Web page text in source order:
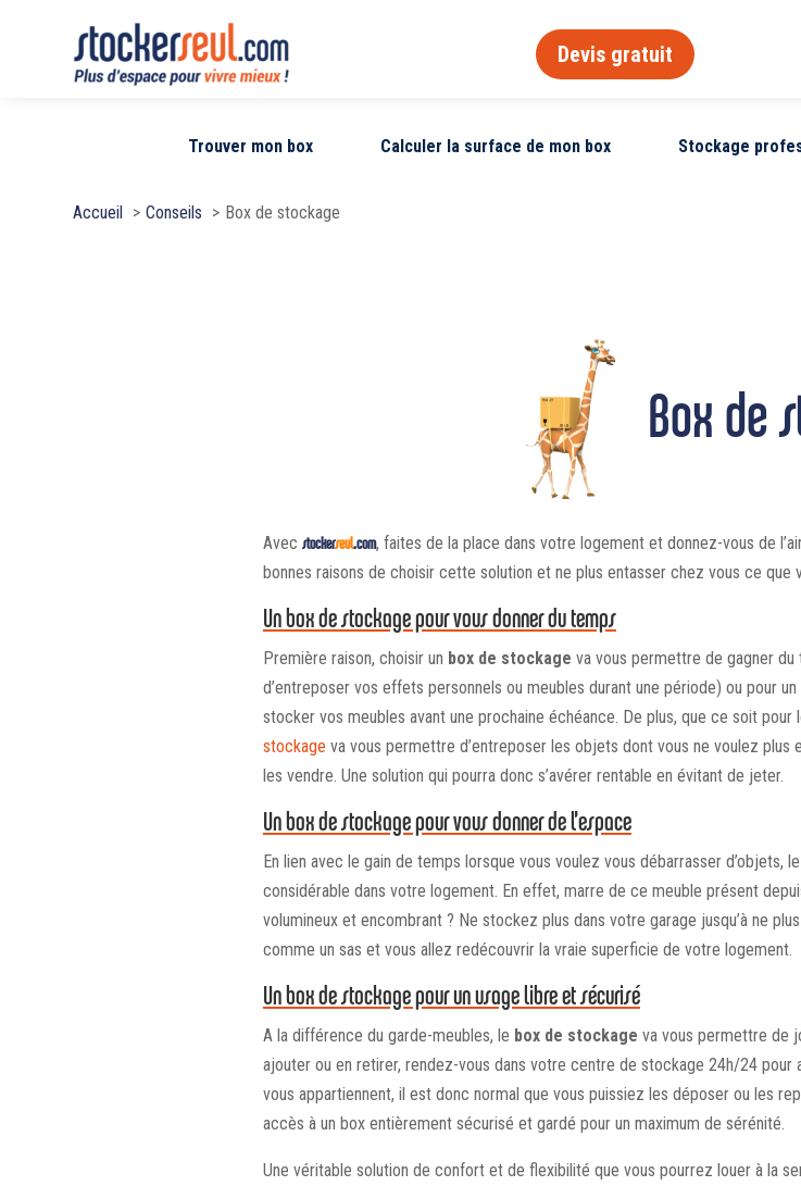
Devis gratuit
Trouver mon box Calculer la surface de mon box Stockage
Accueil Conseils Box de stockage
Box de
Avec stockerseul.com, faites de la place dans votre logement et donnez-vous de
bonnes raisons de choisir cette solution et ne plus entasser chez vous ce que
Un box de stockage pour vous donner du temps
Première raison, choisir un box de stockage va vous permettre de gagner
d’entreposer vos effets personnels ou meubles durant une période) ou pour
stocker vos meubles avant une prochaine échéance. De plus, que ce soit pour
stockage va vous permettre d’entreposer les objets dont vous ne voulez
les vendre. Une solution qui pourra donc s’avérer rentable en évitant de jeter.
Un box de stockage pour vous donner de l’espace
En lien avec le gain de temps lorsque vous voulez vous débarrasser d’objets, le
considérable dans votre logement. En effet, marre de ce meuble présent
volumineux et encombrant ? Ne stockez plus dans votre garage jusqu’à ne
comme un sas et vous allez redécouvrir la vraie superficie de votre logement.
Un box de stockage pour un usage libre et sécurisé
A la différence du garde-meubles, le box de stockage va vous permettre de
ajouter ou en retirer, rendez-vous dans votre centre de stockage 24h/24 pour
vous appartiennent, il est donc normal que vous puissiez les déposer ou les
accès à un box entièrement sécurisé et gardé pour un maximum de sérénité.
Une véritable solution de confort et de flexibilité que vous pourrez louer à la